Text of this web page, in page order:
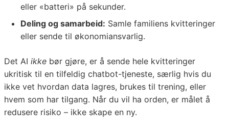
eller «batteri» på sekunder.
Deling og samarbeid: Samle familiens kvitteringer
eller sende til økonomiansvarlig.
Det AI ikke bør gjøre, er å sende hele kvitteringer
ukritisk til en tilfeldig chatbot-tjeneste, særlig hvis du
ikke vet hvordan data lagres, brukes til trening, eller
hvem som har tilgang. Når du vil ha orden, er målet å
redusere risiko – ikke skape en ny.